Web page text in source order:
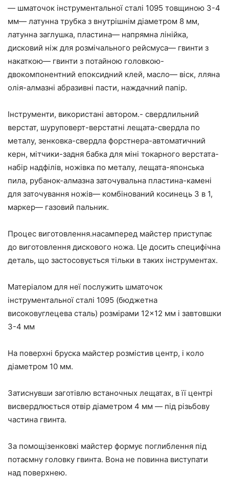
— шматочок інструментальної сталі 1095 товщиною 3-4
мм— латунна трубка з внутрішнім діаметром 8 мм,
латунна заглушка, пластина— напрямна лінійка,
дисковий ніж для розмічального рейсмуса— гвинти з
накаткою— гвинти з потайною головкою-
двокомпонентний епоксидний клей, масло— віск, лляна
олія-алмазні абразивні пасти, наждачний папір.
Інструменти, використані автором.- свердлильний
верстат, шуруповерт-верстатні лещата-свердла по
металу, зенковка-свердла форстнера-автоматичний
керн, мітчики-задня бабка для міні токарного верстата-
набір надфілів, ножівка по металу, лещата-японська
пила, рубанок-алмазна заточувальна пластина-камені
для заточування ножів— комбінований косинець 3 в 1,
маркер— газовий пальник.
Процес виготовлення.насамперед майстер приступає
до виготовлення дискового ножа. Це досить специфічна
деталь, що застосовується тільки в таких інструментах.
Матеріалом для неї послужить шматочок
інструментальної сталі 1095 (бюджетна
високовуглецева сталь) розмірами 12×12 мм і завтовшки
3-4 мм
На поверхні бруска майстер розмістив центр, і коло
діаметром 10 мм.
Затиснувши заготівлю встаночных лещатах, в її центрі
висвердлюється отвір діаметром 4 мм — під різьбову
частина гвинта.
За помощізенковкі майстер формує поглиблення під
потаємну головку гвинта. Вона не повинна виступати
над поверхнею.